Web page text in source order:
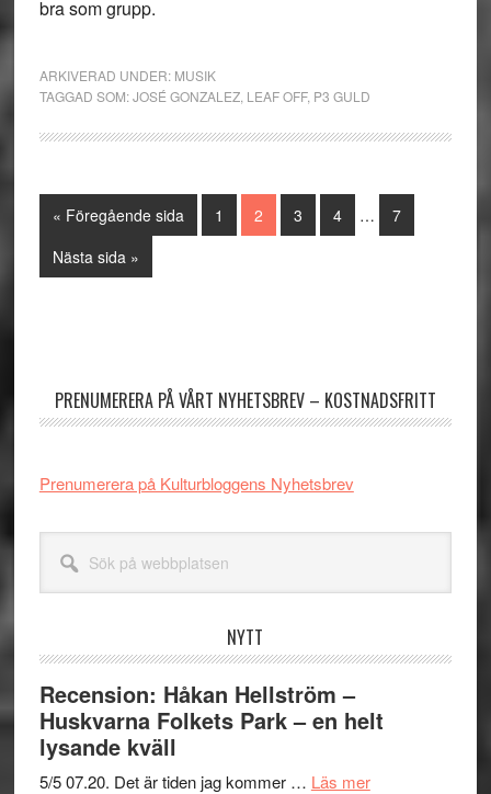
bra som grupp.
ARKIVERAD UNDER: MUSIK
TAGGAD SOM:JOSÉ GONZALEZ, LEAF OFF, P3 GULD
« Go
Föregående sida Sida
1 Sida
2 Sida
3 Sida
4
Interimistiska
… Sida
7
Go
to
Nästa sida »
PRENUMERERA PÅ VÅRT NYHETSBREV – KOSTNADSFRITT
Prenumerera på Kulturbloggens Nyhetsbrev
webbplatsen
NYTT
Recension: Håkan Hellström –
Huskvarna Folkets Park – en helt
lysande kväll
5/5 07.20. Det är tiden jag kommer … Läs merom